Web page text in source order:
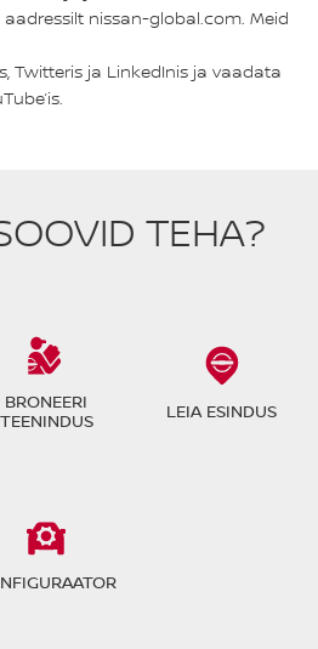
nissan-global.com. Meid
, Twitterisja LinkedInisja vaadata
.
TEHA?
BRONEERI
TEENINDUS
LEIA ESINDUS